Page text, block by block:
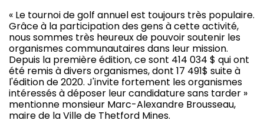
« Le tournoi de golf annuel est toujours très populaire.
Grâce à la participation des gens à cette activité,
nous sommes très heureux de pouvoir soutenir les
organismes communautaires dans leur mission.
Depuis la première édition, ce sont 414 034 $ qui ont
été remis à divers organismes, dont 17 491$ suite à
l'édition de 2020. J'invite fortement les organismes
intéressés à déposer leur candidature sans tarder »
mentionne monsieur Marc-Alexandre Brousseau,
maire de la Ville de Thetford Mines.